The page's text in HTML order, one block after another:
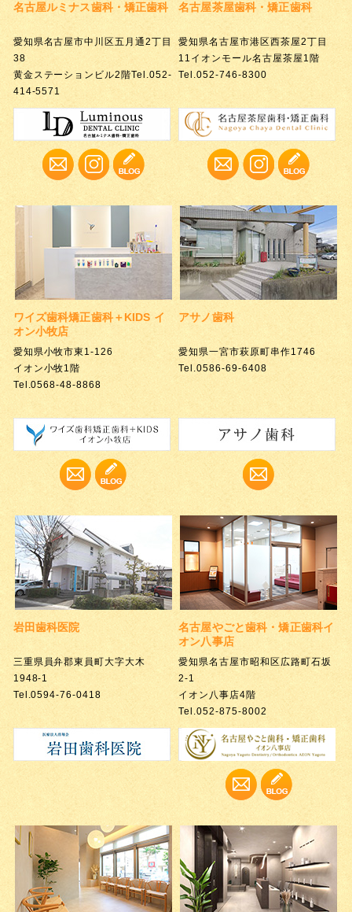
名古屋ルミナス歯科・矯正歯科
愛知県名古屋市中川区五月通2丁目
38
黄金ステーションビル2階Tel.052-
414-5571
名古屋茶屋歯科・矯正歯科
愛知県名古屋市港区西茶屋2丁目
11イオンモール名古屋茶屋1階
Tel.052-746-8300
ワイズ歯科矯正歯科＋KIDS イ
オン小牧店
愛知県小牧市東1-126
イオン小牧1階
Tel.0568-48-8868
アサノ歯科
愛知県一宮市萩原町串作1746
Tel.0586-69-6408
岩田歯科医院
三重県員弁郡東員町大字大木
1948-1
Tel.0594-76-0418
名古屋やごと歯科・矯正歯科イ
オン八事店
愛知県名古屋市昭和区広路町石坂
2-1
イオン八事店4階
Tel.052-875-8002